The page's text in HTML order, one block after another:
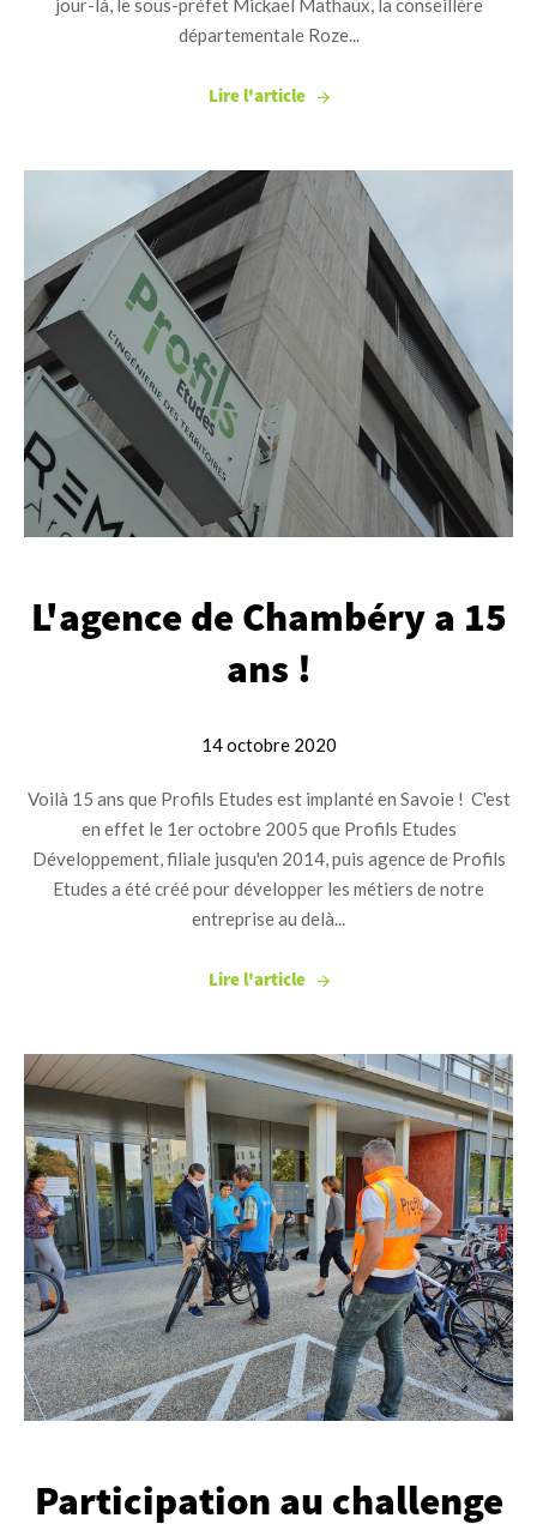
jour-là, le sous-préfet Mickael Mathaux, la conseillère
départementale Roze...
Lire l'article
L'agence de Chambéry a 15
ans !
14 octobre 2020
Voilà 15 ans que Profils Etudes est implanté en Savoie ! C'est
en effet le 1er octobre 2005 que Profils Etudes
Développement, filiale jusqu'en 2014, puis agence de Profils
Etudes a été créé pour développer les métiers de notre
entreprise au delà...
Lire l'article
Participation au challenge